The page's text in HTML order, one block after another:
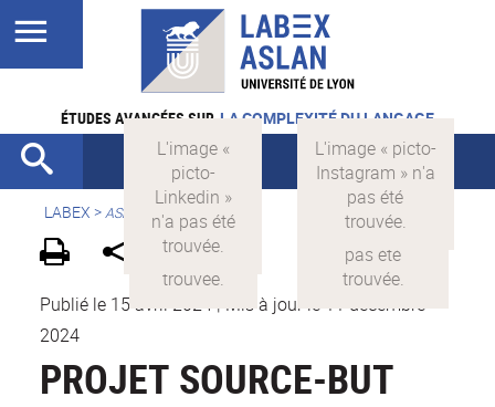
ÉTUDES AVANCÉES SUR LA COMPLEXITÉ DU LANGAGE
LABEX >ASLAN
Publié le 15 avril 2024 | Mis à jour le 11 décembre
2024
PROJET SOURCE-BUT